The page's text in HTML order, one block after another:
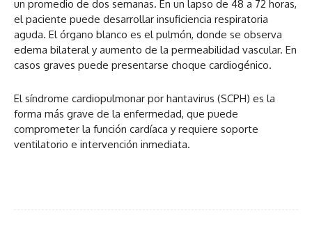
un promedio de dos semanas. En un lapso de 48 a 72 horas,
el paciente puede desarrollar insuficiencia respiratoria
aguda. El órgano blanco es el pulmón, donde se observa
edema bilateral y aumento de la permeabilidad vascular. En
casos graves puede presentarse choque cardiogénico.
El síndrome cardiopulmonar por hantavirus (SCPH) es la
forma más grave de la enfermedad, que puede
comprometer la función cardíaca y requiere soporte
ventilatorio e intervención inmediata.